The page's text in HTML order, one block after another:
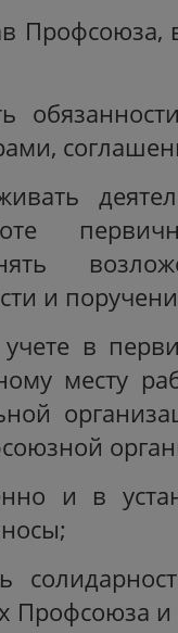
и
в
месту
в
Профсоюза